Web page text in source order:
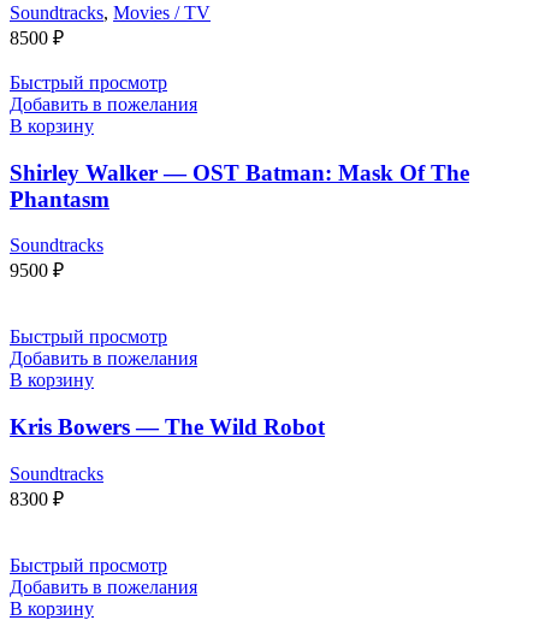
Soundtracks, Movies / TV
8500 ₽
Быстрый просмотр
Добавить в пожелания
В корзину
Shirley Walker — OST Batman: Mask Of The
Phantasm
Soundtracks
9500 ₽
Быстрый просмотр
Добавить в пожелания
В корзину
Kris Bowers — The Wild Robot
Soundtracks
8300 ₽
Быстрый просмотр
Добавить в пожелания
В корзину